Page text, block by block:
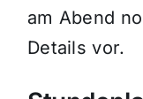
am Abend
Details vor.